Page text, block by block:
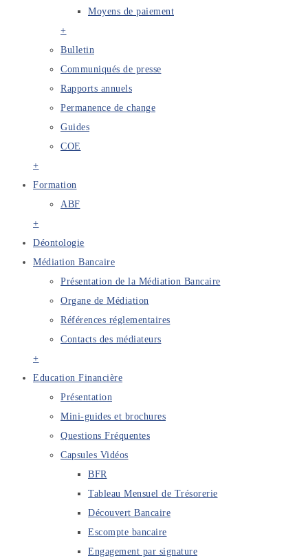
Moyens de paiement
+
Bulletin
Communiqués de presse
Rapports annuels
Permanence de change
Guides
COE
+
Formation
ABF
+
Déontologie
Médiation Bancaire
Présentation de la Médiation Bancaire
Organe de Médiation
Références réglementaires
Contacts des médiateurs
+
Education Financière
Présentation
Mini-guides et brochures
Questions Fréquentes
Capsules Vidéos
BFR
Tableau Mensuel de Trésorerie
Découvert Bancaire
Escompte bancaire
Engagement par signature